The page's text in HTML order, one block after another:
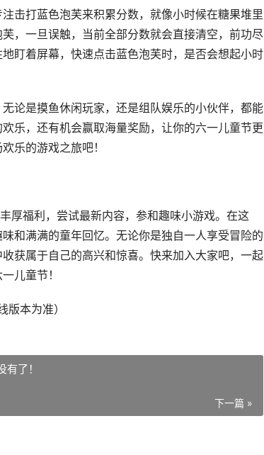
击打蓝色泡芙来积累分数，就像小时候在糖果堆里
，一旦误触，当前全部分数就会直接清空，前功尽
盯着屏幕，快速点击蓝色泡芙时，是否会想起小时
论是摸鱼休闲玩家，还是组队娱乐的小伙伴，都能
乐，还有机会赢取海量奖励，让你的六一儿童节更
乐的游戏之旅吧！
厚福利，尝试最新内容，参和趣味小游戏。在这
和满满的童年回忆。无论你是独自一人享受冒险的
获属于自己的高兴和惊喜。快来加入大家吧，一起
儿童节！
版本为准）
有了！
下一篇 »